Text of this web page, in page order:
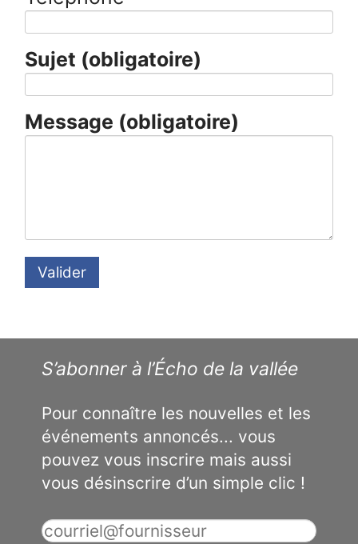
Sujet (obligatoire)
Message (obligatoire)
Valider
S’abonner à l’Écho de la vallée
Pour connaître les nouvelles et les
événements annoncés... vous
pouvez vous inscrire mais aussi
vous désinscrire d’un simple clic !